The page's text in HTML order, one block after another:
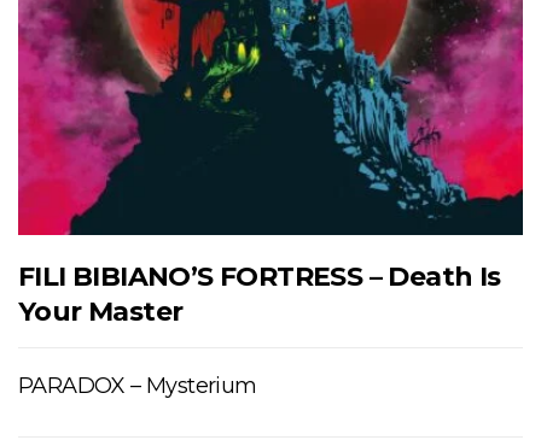
FILI BIBIANO’S FORTRESS – Death Is
Your Master
PARADOX – Mysterium